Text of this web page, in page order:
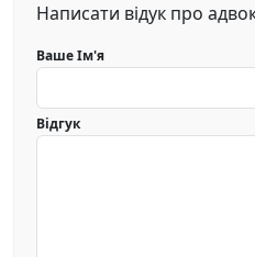
Написати відук про
Ваше Ім'я
Відгук